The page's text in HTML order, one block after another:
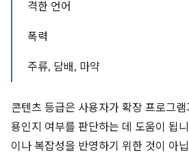
격한 언어
폭력
주류, 담배, 마약
콘텐츠 등급은 사용자가 확장 프로그
용인지 여부를 판단하는 데 도움이 됩
이나 복잡성을 반영하기 위한 것이 아